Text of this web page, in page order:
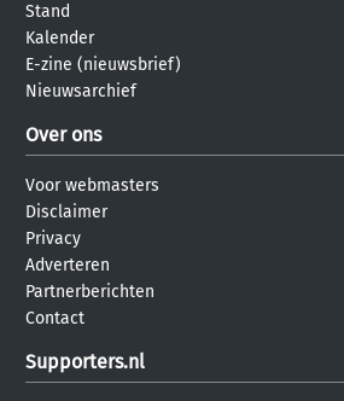
Stand
Kalender
E-zine (nieuwsbrief)
Nieuwsarchief
Over ons
Voor webmasters
Disclaimer
Privacy
Adverteren
Partnerberichten
Contact
Supporters.nl